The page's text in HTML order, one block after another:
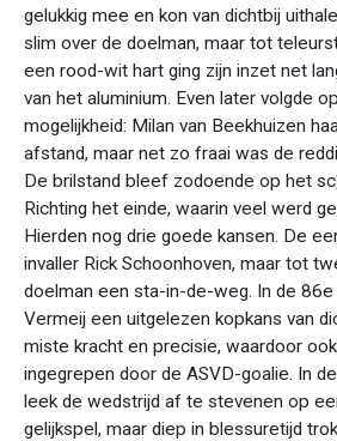
gelukkig mee en kon van dichtbij
slim over de doelman, maar tot
een rood-wit hart ging zijn inzet net
van het aluminium. Even later volgde
mogelijkheid: Milan van Beekhuizen
afstand, maar net zo fraai was de
De brilstand bleef zodoende op het
Richting het einde, waarin veel werd
Hierden nog drie goede kansen. De
invaller Rick Schoonhoven, maar tot
doelman een sta-in-de-weg. In de 86e
Vermeij een uitgelezen kopkans van
miste kracht en precisie, waardoor
ingegrepen door de ASVD-goalie. In
leek de wedstrijd af te stevenen op
gelijkspel, maar diep in blessuretijd